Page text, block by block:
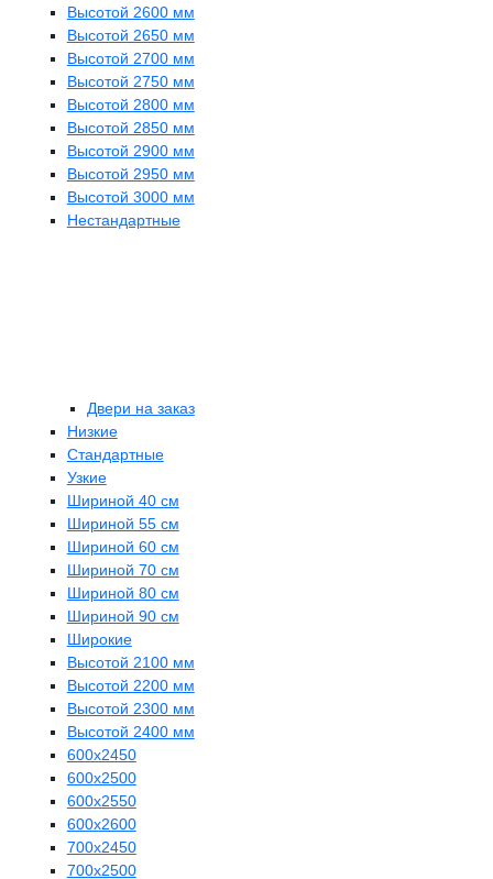
Высотой 2600 мм
Высотой 2650 мм
Высотой 2700 мм
Высотой 2750 мм
Высотой 2800 мм
Высотой 2850 мм
Высотой 2900 мм
Высотой 2950 мм
Высотой 3000 мм
Нестандартные
Двери на заказ
Низкие
Стандартные
Узкие
Шириной 40 см
Шириной 55 см
Шириной 60 см
Шириной 70 см
Шириной 80 см
Шириной 90 см
Широкие
Высотой 2100 мм
Высотой 2200 мм
Высотой 2300 мм
Высотой 2400 мм
600х2450
600х2500
600х2550
600х2600
700х2450
700х2500